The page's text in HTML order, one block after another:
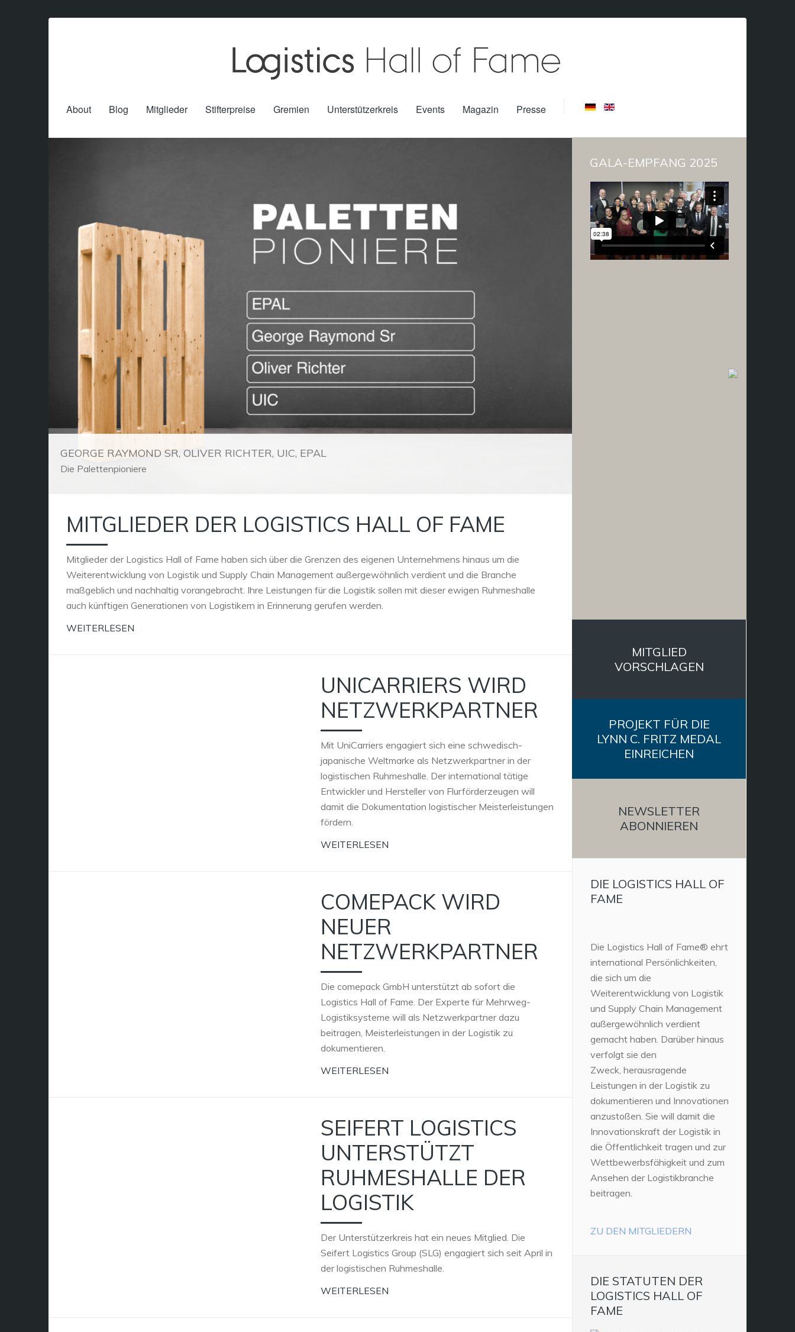
About Blog Mitglieder Stifterpreise Gremien Unterstützerkreis Events Magazin Presse
GEORGE RAYMOND SR, OLIVER RICHTER, UIC, EPAL
Die Palettenpioniere
MITGLIEDER DER LOGISTICS HALL OF FAME
Mitglieder der Logistics Hall of Fame haben sich über die Grenzen des eigenen Unternehmens hinaus um die
Weiterentwicklung von Logistik und Supply Chain Management außergewöhnlich verdient und die Branche
maßgeblich und nachhaltig vorangebracht. Ihre Leistungen für die Logistik sollen mit dieser ewigen Ruhmeshalle
auch künftigen Generationen von Logistikern in Erinnerung gerufen werden.
WEITERLESEN
UNICARRIERS WIRD
NETZWERKPARTNER
Mit UniCarriers engagiert sich eine schwedisch-
japanische Weltmarke als Netzwerkpartner in der
logistischen Ruhmeshalle. Der international tätige
Entwickler und Hersteller von Flurförderzeugen will
damit die Dokumentation logistischer Meisterleistungen
fördern.
WEITERLESEN
COMEPACK WIRD
NEUER
NETZWERKPARTNER
Die comepack GmbH unterstützt ab sofort die
Logistics Hall of Fame. Der Experte für Mehrweg-
Logistiksysteme will als Netzwerkpartner dazu
beitragen, Meisterleistungen in der Logistik zu
dokumentieren.
WEITERLESEN
SEIFERT LOGISTICS
UNTERSTÜTZT
RUHMESHALLE DER
LOGISTIK
Der Unterstützerkreis hat ein neues Mitglied. Die
Seifert Logistics Group (SLG) engagiert sich seit April in
der logistischen Ruhmeshalle.
WEITERLESEN
GALA-EMPFANG 2025
MITGLIED
VORSCHLAGEN
PROJEKT FÜR DIE
LYNN C. FRITZ MEDAL
EINREICHEN
NEWSLETTER
ABONNIEREN
DIE LOGISTICS HALL OF
FAME
Die Logistics Hall of Fame® ehrt
international Persönlichkeiten,
die sich um die
Weiterentwicklung von Logistik
und Supply Chain Management
außergewöhnlich verdient
gemacht haben. Darüber hinaus
verfolgt sie den
Zweck, herausragende
Leistungen in der Logistik zu
dokumentieren und Innovationen
anzustoßen. Sie will damit die
Innovationskraft der Logistik in
die Öffentlichkeit tragen und zur
Wettbewerbsfähigkeit und zum
Ansehen der Logistikbranche
beitragen.
ZU DEN MITGLIEDERN
DIE STATUTEN DER
LOGISTICS HALL OF
FAME